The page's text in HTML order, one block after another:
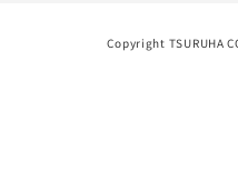
Copyright TSURUHA